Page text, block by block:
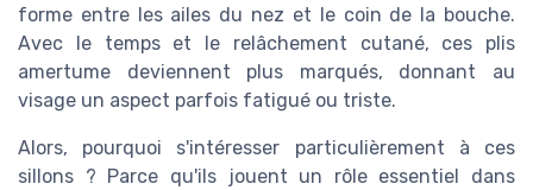
forme entre les ailes du nez et le coin de la bouche.
Avec le temps et le relâchement cutané, ces plis
amertume deviennent plus marqués, donnant au
visage un aspect parfois fatigué ou triste.
Alors, pourquoi s'intéresser particulièrement à ces
sillons ? Parce qu'ils jouent un rôle essentiel dans